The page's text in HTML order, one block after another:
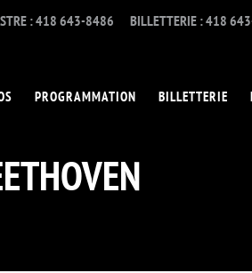
: 418 643-8486 BILLETTERIE : 418
PROGRAMMATION BILLETTERIE